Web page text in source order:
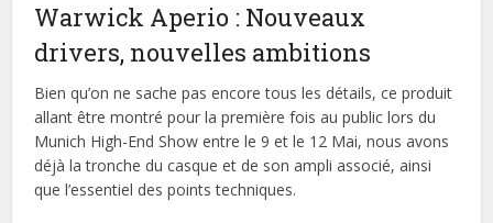
Warwick Aperio : Nouveaux
drivers, nouvelles ambitions
Bien qu’on ne sache pas encore tous les détails, ce produit
allant être montré pour la première fois au public lors du
Munich High-End Show entre le 9 et le 12 Mai, nous avons
déjà la tronche du casque et de son ampli associé, ainsi
que l’essentiel des points techniques.